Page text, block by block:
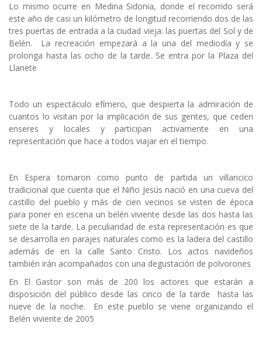
Lo mismo ocurre en Medina Sidonia, donde el recorrido será
este año de casi un kilómetro de longitud recorriendo dos de las
tres puertas de entrada a la ciudad vieja: las puertas del Sol y de
Belén. La recreación empezará a la una del mediodía y se
prolonga hasta las ocho de la tarde. Se entra por la Plaza del
Llanete
Todo un espectáculo efímero, que despierta la admiración de
cuantos lo visitan por la implicación de sus gentes, que ceden
enseres y locales y participan activamente en una
representación que hace a todos viajar en el tiempo.
En Espera tomaron como punto de partida un villancico
tradicional que cuenta que el Niño Jesús nació en una cueva del
castillo del pueblo y más de cien vecinos se visten de época
para poner en escena un belén viviente desde las dos hasta las
siete de la tarde. La peculiaridad de esta representación es que
se desarrolla en parajes naturales como es la ladera del castillo
además de en la calle Santo Cristo. Los actos navideños
también irán acompañados con una degustación de polvorones
En El Gastor son más de 200 los actores que estarán a
disposición del público desde las cinco de la tarde hasta las
nueve de la noche. En este pueblo se viene organizando el
Belén viviente de 2005